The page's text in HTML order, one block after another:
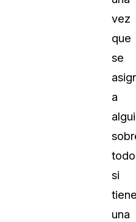
vez
que
se
a
todo
si
una